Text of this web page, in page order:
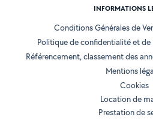
INFORMATIONS
Conditions Générales de
Politique de confidentialité et de
Référencement, classement des
Mentions
Cookies
Location de
Prestation de